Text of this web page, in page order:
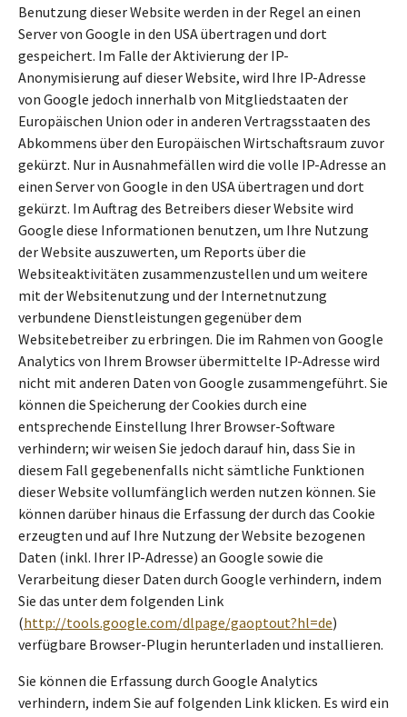
Benutzung dieser Website werden in der Regel an einen
Server von Google in den USA übertragen und dort
gespeichert. Im Falle der Aktivierung der IP-
Anonymisierung auf dieser Website, wird Ihre IP-Adresse
von Google jedoch innerhalb von Mitgliedstaaten der
Europäischen Union oder in anderen Vertragsstaaten des
Abkommens über den Europäischen Wirtschaftsraum zuvor
gekürzt. Nur in Ausnahmefällen wird die volle IP-Adresse an
einen Server von Google in den USA übertragen und dort
gekürzt. Im Auftrag des Betreibers dieser Website wird
Google diese Informationen benutzen, um Ihre Nutzung
der Website auszuwerten, um Reports über die
Websiteaktivitäten zusammenzustellen und um weitere
mit der Websitenutzung und der Internetnutzung
verbundene Dienstleistungen gegenüber dem
Websitebetreiber zu erbringen. Die im Rahmen von Google
Analytics von Ihrem Browser übermittelte IP-Adresse wird
nicht mit anderen Daten von Google zusammengeführt. Sie
können die Speicherung der Cookies durch eine
entsprechende Einstellung Ihrer Browser-Software
verhindern; wir weisen Sie jedoch darauf hin, dass Sie in
diesem Fall gegebenenfalls nicht sämtliche Funktionen
dieser Website vollumfänglich werden nutzen können. Sie
können darüber hinaus die Erfassung der durch das Cookie
erzeugten und auf Ihre Nutzung der Website bezogenen
Daten (inkl. Ihrer IP-Adresse) an Google sowie die
Verarbeitung dieser Daten durch Google verhindern, indem
Sie das unter dem folgenden Link
(http://tools.google.com/dlpage/gaoptout?hl=de)
verfügbare Browser-Plugin herunterladen und installieren.
Sie können die Erfassung durch Google Analytics
verhindern, indem Sie auf folgenden Link klicken. Es wird ein